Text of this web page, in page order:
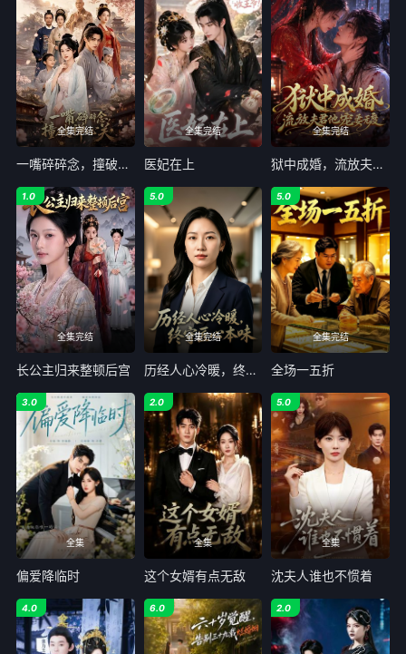
全集完结
一嘴碎碎念，撞破禅心关
全集完结
医妃在上
全集完结
狱中成婚，流放夫君他宠妻无度第二季
全集完结
1.0
长公主归来整顿后宫
全集完结
5.0
历经人心冷暖，终守匠心本味
全集完结
5.0
全场一五折
全集
3.0
偏爱降临时
全集
2.0
这个女婿有点无敌
全集
5.0
沈夫人谁也不惯着
4.0 6.0 2.0